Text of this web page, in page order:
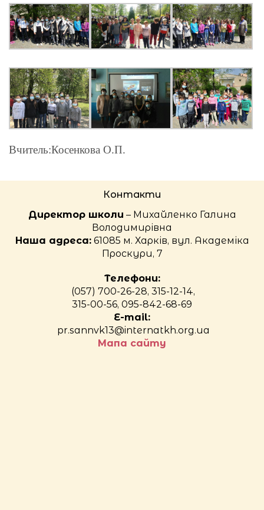
Вчитель:Косенкова О.П.
Контакти
Директор школи – Михайленко Галина
Володимирівна
Наша адреса:61085 м. Харків, вул. Академіка
Проскури, 7
Телефони:
(057) 700-26-28, 315-12-14,
315-00-56, 095-842-68-69
E-mail:
pr.sannvk13@internatkh.org.ua
Мапа сайту